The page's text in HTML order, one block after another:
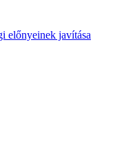
előnyeinek javítása